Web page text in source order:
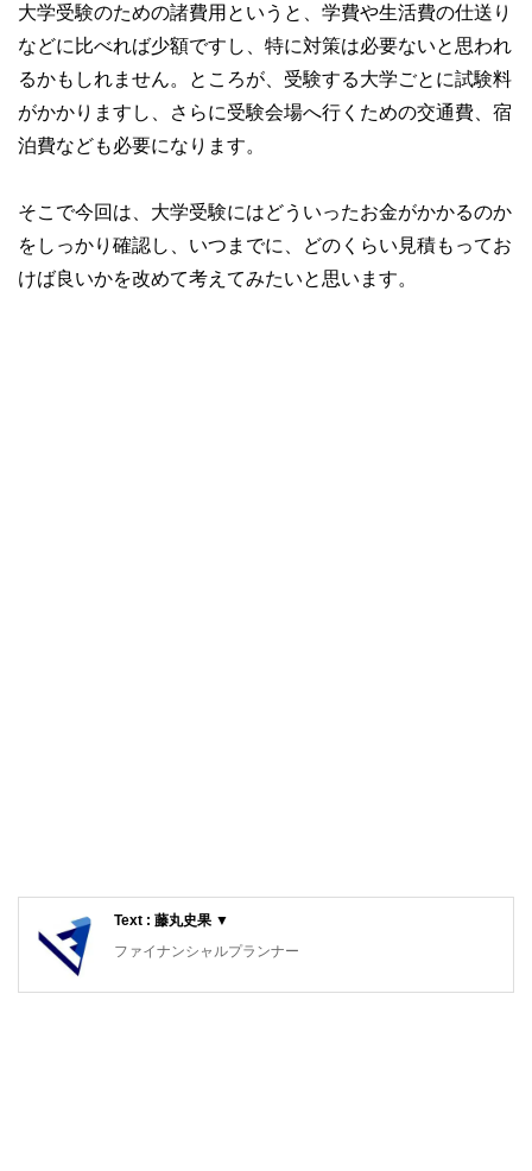
大学受験のための諸費用というと、学費や生活費の仕送り
などに比べれば少額ですし、特に対策は必要ないと思われ
るかもしれません。ところが、受験する大学ごとに試験料
がかかりますし、さらに受験会場へ行くための交通費、宿
泊費なども必要になります。
そこで今回は、大学受験にはどういったお金がかかるのか
をしっかり確認し、いつまでに、どのくらい見積もってお
けば良いかを改めて考えてみたいと思います。
Text : 藤丸史果 ▼
ファイナンシャルプランナー
相続、投資信託など、身近なファイナンスを中心に活動して